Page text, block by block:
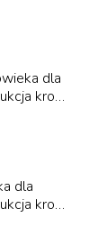
dla
krok
dla
krok